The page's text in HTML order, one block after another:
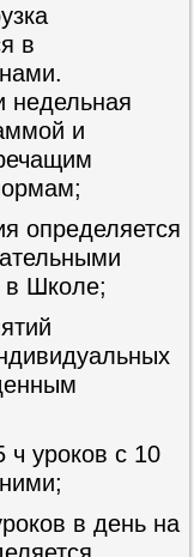
в
недельная
и
определяется
в Школе;
ч уроков с 10
в день на